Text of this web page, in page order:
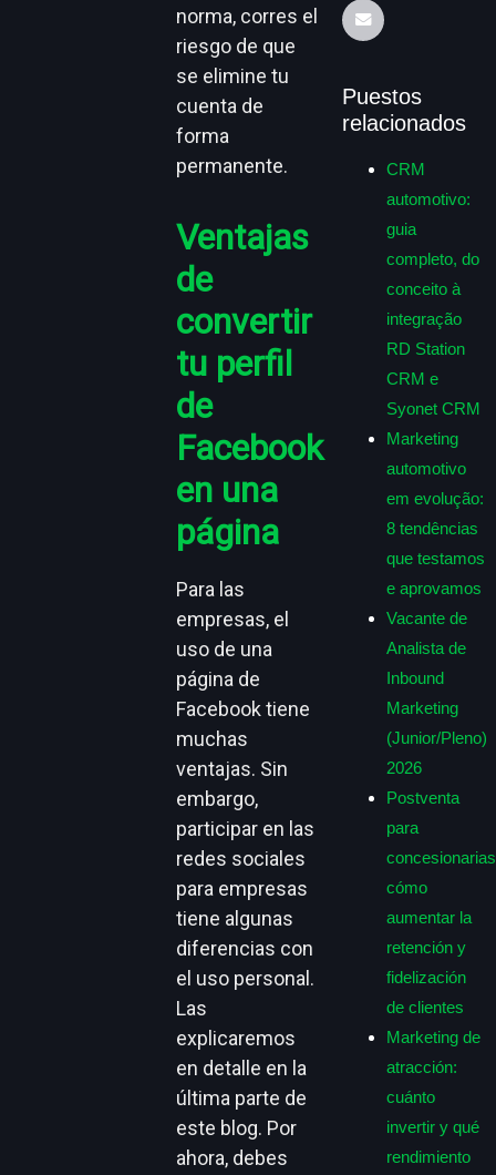
norma, corres el
riesgo de que
se elimine tu
cuenta de
forma
permanente.
Ventajas
de
convertir
tu perfil
de
Facebook
en una
página
Para las
empresas, el
uso de una
página de
Facebook tiene
muchas
ventajas. Sin
embargo,
participar en las
redes sociales
para empresas
tiene algunas
diferencias con
el uso personal.
Las
explicaremos
en detalle en la
última parte de
este blog. Por
ahora, debes
Puestos
relacionados
CRM
automotivo:
guia
completo, do
conceito à
integração
RD Station
CRM e
Syonet CRM
Marketing
automotivo
em evolução:
8 tendências
que testamos
e aprovamos
Vacante de
Analista de
Inbound
Marketing
(Junior/Pleno)
2026
Postventa
para
cómo
aumentar la
retención y
fidelización
de clientes
Marketing de
atracción:
cuánto
invertir y qué
rendimiento